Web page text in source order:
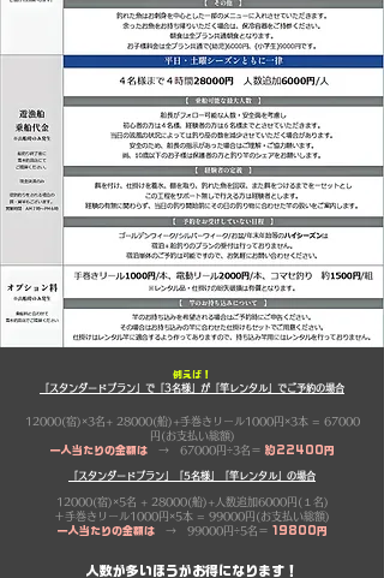
例えば！
「スタンダードプラン」で「3名様」が「​竿レンタル」でご予約の場合
12000(宿)×3名+ 28000(船)+手巻きリール1000円×3本 = 67000
円(お支払い総額)
一人当たりの金額は→ 67000円÷3名＝ 約22400 円
「スタンダードプラン」「5名様」「竿レンタル」の場合
12000(宿)×5名 + 28000(船)+人数追加6000円(１名)
＋手巻きリール1000円×5本 = 99000円(お支払い総額)
一人当たりの金額は→ 99000円÷5名＝ 19800 円
​人数が多いほうがお得になります！